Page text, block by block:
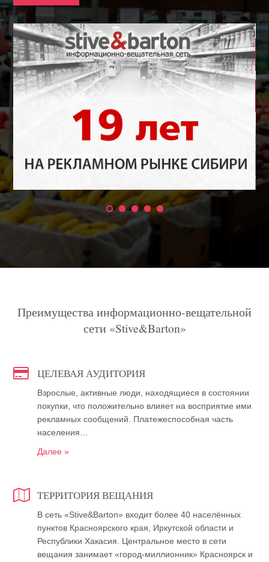
Преимущества информационно-вещательной
сети «Stive&Barton»
ЦЕЛЕВАЯ АУДИТОРИЯ
Взрослые, активные люди, находящиеся в состоянии
покупки, что положительно влияет на восприятие ими
рекламных сообщений. Платежеспособная часть
населения…
Далее »
ТЕРРИТОРИЯ ВЕЩАНИЯ
В сеть «Stive&Barton» входит более 40 населённых
пунктов Красноярского края, Иркутской области и
Республики Хакасия. Центральное место в сети
вещания занимает «город-миллионник» Красноярск и